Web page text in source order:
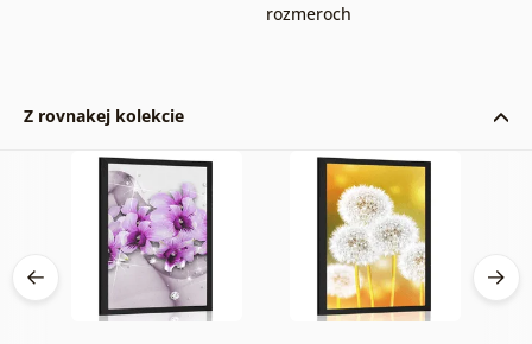
rozmeroch
Z rovnakej kolekcie